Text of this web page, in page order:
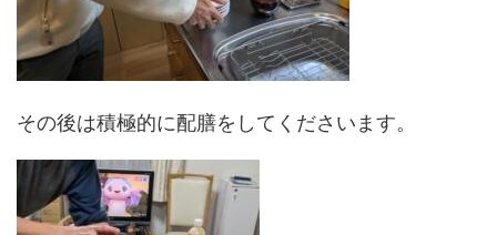
その後は積極的に配膳をしてくださいます。